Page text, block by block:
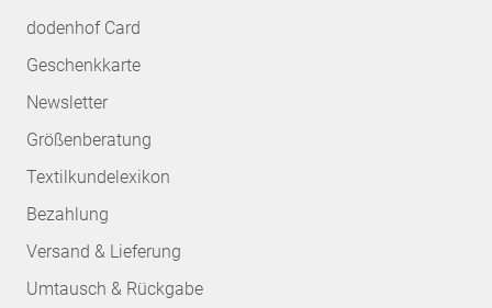
dodenhof Card
Geschenkkarte
Newsletter
Größenberatung
Textilkundelexikon
Bezahlung
Versand & Lieferung
Umtausch & Rückgabe